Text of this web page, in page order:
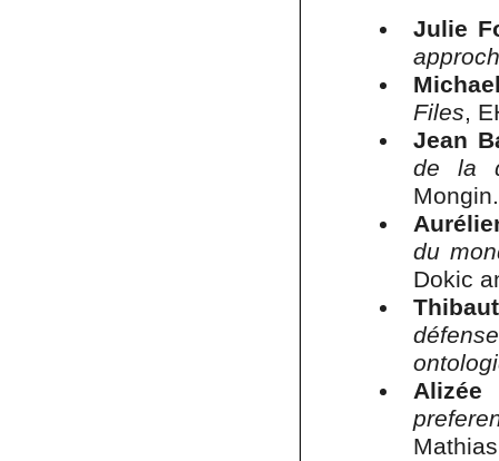
Julie
Files,
Jean
de la
Mongin.
du
Dokic
Alizée